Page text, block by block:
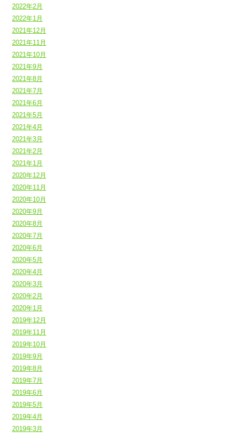
2022年2月
2022年1月
2021年12月
2021年11月
2021年10月
2021年9月
2021年8月
2021年7月
2021年6月
2021年5月
2021年4月
2021年3月
2021年2月
2021年1月
2020年12月
2020年11月
2020年10月
2020年9月
2020年8月
2020年7月
2020年6月
2020年5月
2020年4月
2020年3月
2020年2月
2020年1月
2019年12月
2019年11月
2019年10月
2019年9月
2019年8月
2019年7月
2019年6月
2019年5月
2019年4月
2019年3月